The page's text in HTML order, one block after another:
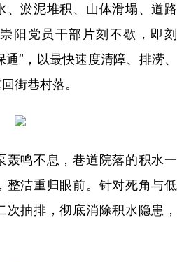
、淤泥堆积、山体滑塌、道路
阳党员干部片刻不歇，即刻
通”，以最快速度清障、排涝、
街巷村落。
轰鸣不息，巷道院落的积水一
整洁重归眼前。针对死角与低
抽排，彻底消除积水隐患，